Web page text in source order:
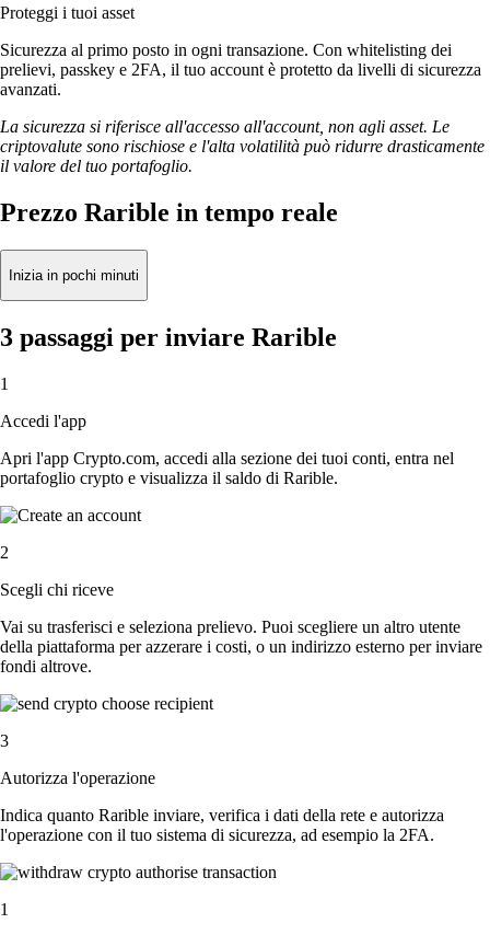
Proteggi i tuoi asset
Sicurezza al primo posto in ogni transazione. Con whitelisting dei
prelievi, passkey e 2FA, il tuo account è protetto da livelli di sicurezza
avanzati.
La sicurezza si riferisce all'accesso all'account, non agli asset. Le
criptovalute sono rischiose e l'alta volatilità può ridurre drasticamente
il valore del tuo portafoglio.
Prezzo Rarible in tempo reale
Inizia in pochi minuti
3 passaggi per inviare Rarible
1
Accedi l'app
Apri l'app Crypto.com, accedi alla sezione dei tuoi conti, entra nel
portafoglio crypto e visualizza il saldo di Rarible.
2
Scegli chi riceve
Vai su trasferisci e seleziona prelievo. Puoi scegliere un altro utente
della piattaforma per azzerare i costi, o un indirizzo esterno per inviare
fondi altrove.
3
Autorizza l'operazione
Indica quanto Rarible inviare, verifica i dati della rete e autorizza
l'operazione con il tuo sistema di sicurezza, ad esempio la 2FA.
1